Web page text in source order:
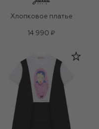
Хлопковое платье
14 990 ₽